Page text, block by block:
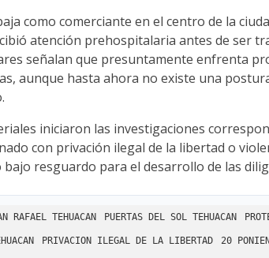
como comerciante en el centro de la
atención prehospitalaria antes de ser
señalan que presuntamente enfrenta
aunque hasta ahora no existe una
iniciaron las investigaciones
con privación ilegal de la libertad o
resguardo para el desarrollo de las
RAFAEL TEHUACAN PUERTAS DEL SOL TEHUACAN
PRIVACION ILEGAL DE LA LIBERTAD 20